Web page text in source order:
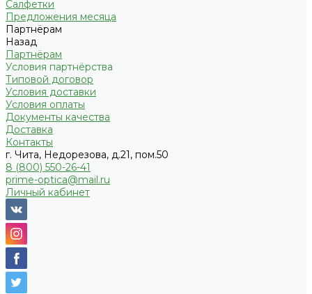
Салфетки
Предложения месяца
Партнёрам
Назад
Партнёрам
Условия партнёрства
Типовой договор
Условия доставки
Условия оплаты
Документы качества
Доставка
Контакты
г. Чита, Недорезова, д.21, пом.50
8 (800) 550-26-41
prime-optica@mail.ru
Личный кабинет